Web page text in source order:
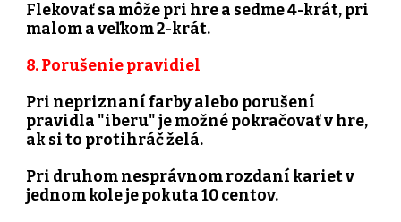
Flekovať sa môže pri hre a sedme 4-krát, pri
malom a veľkom 2-krát.
8. Porušenie pravidiel
Pri nepriznaní farby alebo porušení
pravidla "iberu" je možné pokračovať v hre,
ak si to protihráč želá.
Pri druhom nesprávnom rozdaní kariet v
jednom kole je pokuta 10 centov.